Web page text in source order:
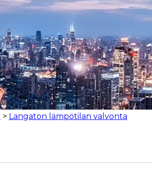
> Langaton lämpötilan valvonta